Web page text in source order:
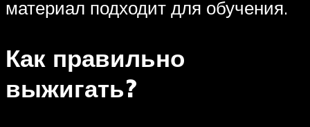
материал подходит для обучения.
Как правильно
выжигать?